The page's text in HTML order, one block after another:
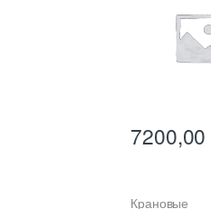
7200,00
Крановые